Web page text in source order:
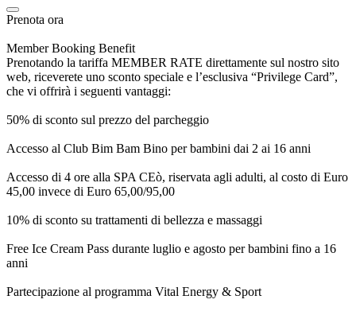
Prenota ora
Member Booking Benefit
Prenotando la tariffa MEMBER RATE direttamente sul nostro sito
web, riceverete uno sconto speciale e l’esclusiva “Privilege Card”,
che vi offrirà i seguenti vantaggi:
50% di sconto sul prezzo del parcheggio
Accesso al Club Bim Bam Bino per bambini dai 2 ai 16 anni
Accesso di 4 ore alla SPA CEò, riservata agli adulti, al costo di Euro
45,00 invece di Euro 65,00/95,00
10% di sconto su trattamenti di bellezza e massaggi
Free Ice Cream Pass durante luglio e agosto per bambini fino a 16
anni
Partecipazione al programma Vital Energy & Sport